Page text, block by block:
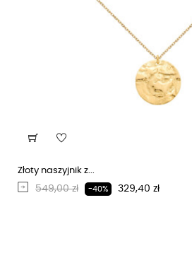
Złoty naszyjnik z...
Regularna cena
549,00 zł -40% Cena
329,40 zł